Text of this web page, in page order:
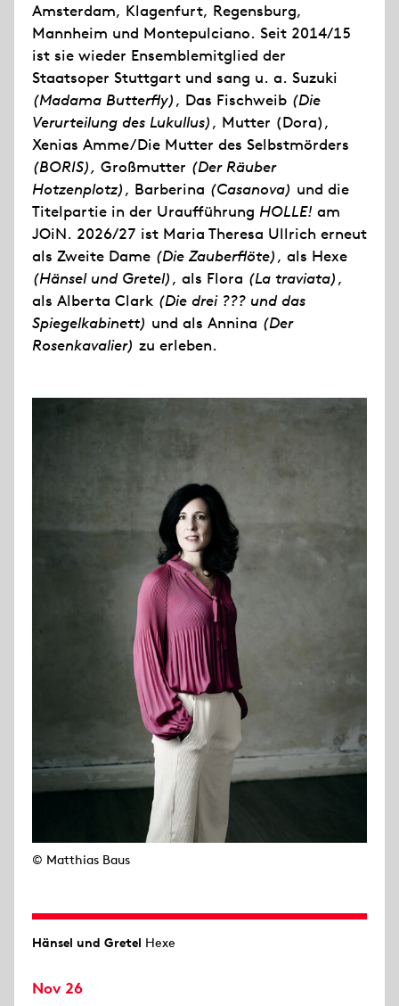
Amsterdam, Klagenfurt, Regensburg,
Mannheim und Montepulciano. Seit 2014/15
ist sie wieder Ensemblemitglied der
Staatsoper Stuttgart und sang u. a. Suzuki
(Madama Butterfly), Das Fischweib (Die
Verurteilung des Lukullus), Mutter (Dora),
Xenias Amme/Die Mutter des Selbstmörders
(BORIS), Großmutter (Der Räuber
Hotzenplotz), Barberina (Casanova) und die
Titelpartie in der Uraufführung HOLLE! am
JOiN. 2026/27 ist Maria Theresa Ullrich erneut
als Zweite Dame (Die Zauberflöte), als Hexe
(Hänsel und Gretel), als Flora (La traviata),
als Alberta Clark (Die drei ??? und das
Spiegelkabinett) und als Annina (Der
Rosenkavalier) zu erleben.
© Matthias Baus
Hänsel und Gretel Hexe
Nov 26